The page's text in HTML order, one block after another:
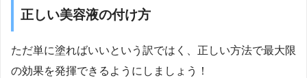
正しい美容液の付け方
ただ単に塗ればいいという訳ではく、正しい方法で最大限
の効果を発揮できるようにしましょう！